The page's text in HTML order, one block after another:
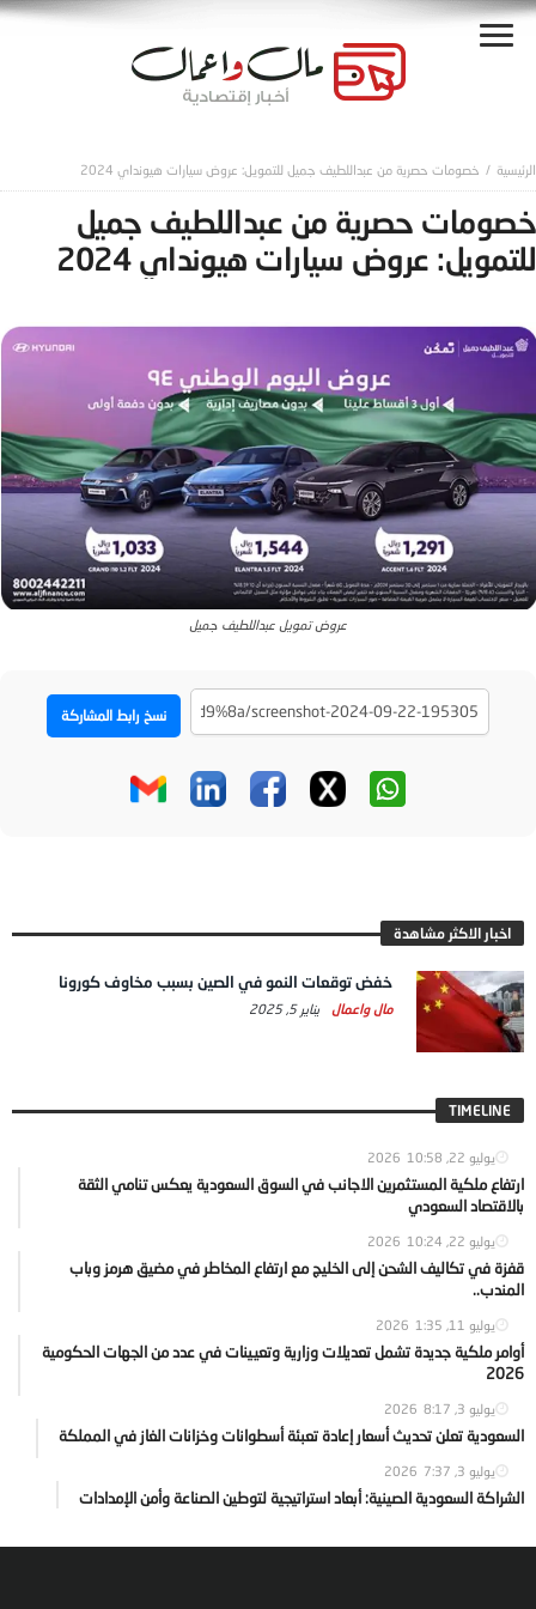
خصومات حصرية من عبداللطيف جميل للتمويل: عروض سيارات هيونداي 2024
خصومات حصرية من عبداللطيف جميل
للتمويل: عروض سيارات هيونداي 2024
عروض تمويل عبداللطيف جميل
نسخ رابط المشاركة
اخبار الاكثر مشاهدة
خفض توقعات النمو في الصين بسبب مخاوف كورونا
مال واعمال يناير 5, 2025
TIMELINE
يوليو 22, 2026 10:58
ارتفاع ملكية المستثمرين الاجانب في السوق السعودية يعكس تنامي الثقة
بالاقتصاد السعودي
يوليو 22, 2026 10:24
قفزة في تكاليف الشحن إلى الخليج مع ارتفاع المخاطر في مضيق هرمز وباب
المندب..
يوليو 11, 2026 1:35
أوامر ملكية جديدة تشمل تعديلات وزارية وتعيينات في عدد من الجهات الحكومية
2026
يوليو 3, 2026 8:17
السعودية تعلن تحديث أسعار إعادة تعبئة أسطوانات وخزانات الغاز في المملكة
يوليو 3, 2026 7:37
الشراكة السعودية الصينية: أبعاد استراتيجية لتوطين الصناعة وأمن الإمدادات